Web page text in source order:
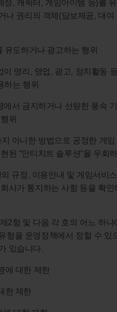
정, 캐릭터, 게임아이템 등)를
나 권리의 객체(담보제공, 대여
유도하거나 광고하는 행위
이 영리, 영업, 광고, 정치활동
하는 행위
에서 금지하거나 선량한 풍속
위
아니한 방법으로 공정한 게
된 "안티치트 솔루션"을 우회
규정, 이용안내 및 게임서비
사가 통지하는 사항 등을 확인
2항 및 다음 각 호의 어느 하나
형을 운영정책에서 정할 수 있
있습니다.
에 대한 제한
한 제한